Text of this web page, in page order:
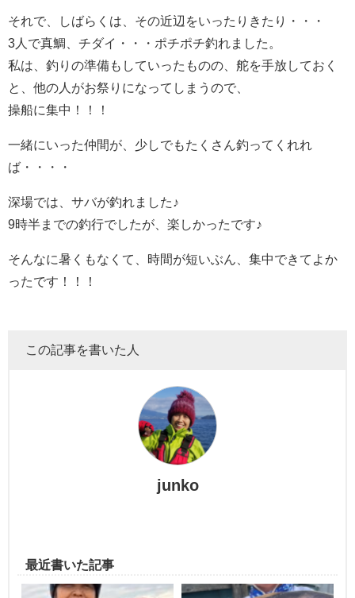
それで、しばらくは、その近辺をいったりきたり・・・
3人で真鯛、チダイ・・・ポチポチ釣れました。
私は、釣りの準備もしていったものの、舵を手放しておく
と、他の人がお祭りになってしまうので、
操船に集中！！！
一緒にいった仲間が、少しでもたくさん釣ってくれれ
ば・・・・
深場では、サバが釣れました♪
9時半までの釣行でしたが、楽しかったです♪
そんなに暑くもなくて、時間が短いぶん、集中できてよか
ったです！！！
この記事を書いた人
junko
最近書いた記事